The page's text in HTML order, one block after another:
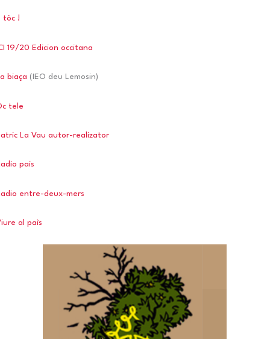
tòc !
19/20 Edicion occitana
biaça (IEO deu Lemosin)
tele
La Vau autor-realizator
pais
entre-deux-mers
al paìs